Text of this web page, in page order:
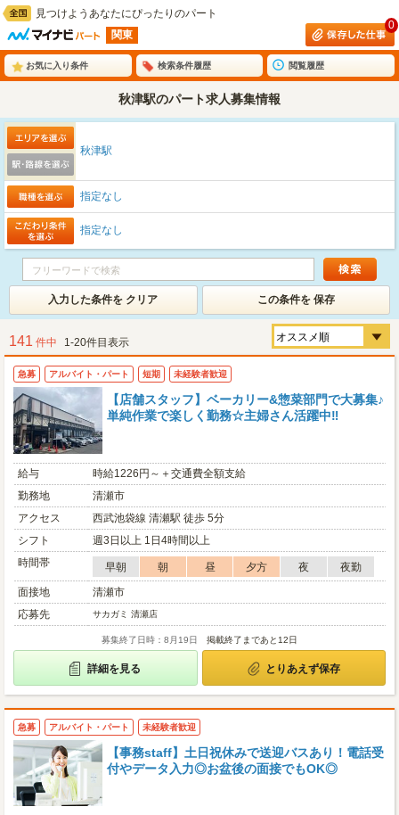
見つけようあなたにぴったりのパート
関東
0
お気に入り条件 検索条件履歴 閲覧履歴
秋津駅のパート求人募集情報
秋津駅
指定なし
指定なし
入力した条件を クリア この条件を 保存
141 件中 1-20件目表示
急募 アルバイト・パート 短期 未経験者歓迎
【店舗スタッフ】ベーカリー&惣菜部門で大募集♪
単純作業で楽しく勤務☆主婦さん活躍中‼
給与
時給1226円～＋交通費全額支給
勤務地
清瀬市
アクセス
西武池袋線 清瀬駅 徒歩 5分
シフト
週3日以上 1日4時間以上
時間帯
早朝 朝 昼 夕方 夜
夜勤
面接地
清瀬市
応募先
サカガミ 清瀬店
募集終了日時：8月19日 掲載終了まであと12日
詳細を見る とりあえず保存
急募 アルバイト・パート 未経験者歓迎
【事務staff】土日祝休みで送迎バスあり！電話受
付やデータ入力◎お盆後の面接でもOK◎